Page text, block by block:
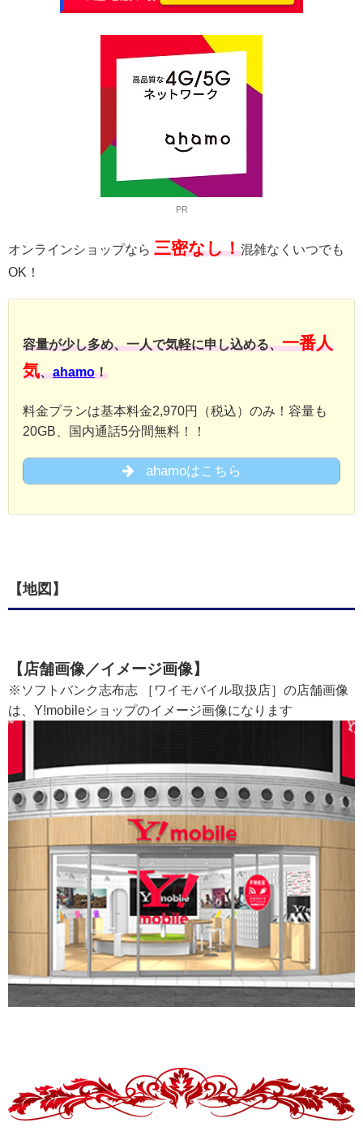
PR
オンラインショップなら 三密なし！混雑なくいつでも
OK！
容量が少し多め、一人で気軽に申し込める、一番人
気、ahamo！
料金プランは基本料金2,970円（税込）のみ！容量も
20GB、国内通話5分間無料！！
ahamoはこちら
【地図】
【店舗画像／イメージ画像】
※ソフトバンク志布志 ［ワイモバイル取扱店］の店舗画像
は、Y!mobileショップのイメージ画像になります